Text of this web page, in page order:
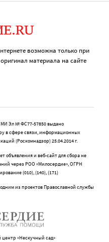
возможна только при
материала на сайте
Эл № ФС77-57850 выдано
в сфере связи, информационных
(Роскомнадзор) 25.04.2014 г.
объявления и веб-сайт для сбора не
через РОО «Милосердие», ОГРН
(010), (140), (171)
из проектов Православной службы
центр «Нескучный сад»